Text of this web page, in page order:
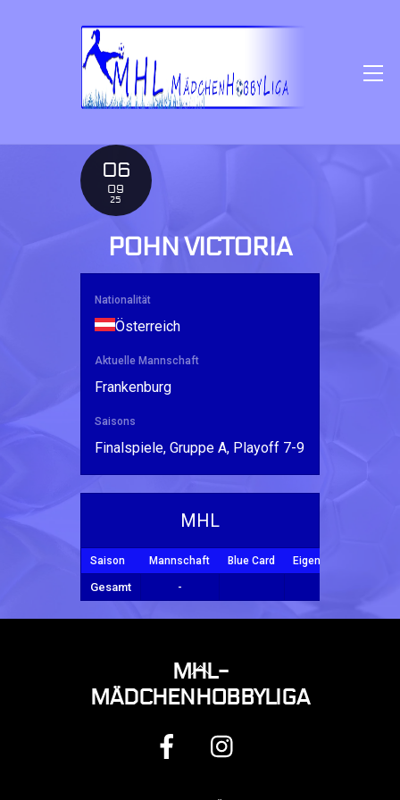
06
09
25
POHN VICTORIA
Nationalität
Österreich
Aktuelle Mannschaft
Frankenburg
Saisons
Finalspiele, Gruppe A, Playoff 7-9
MHL
Saison Mannschaft Blue Card Eigentor
Gesamt -
BACK
TO
MHL-
MÄDCHENHOBBYLIGA
FACEBOOK